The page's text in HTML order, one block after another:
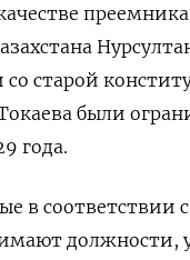
​со старой
были
года.
в ​соответствии
должности,